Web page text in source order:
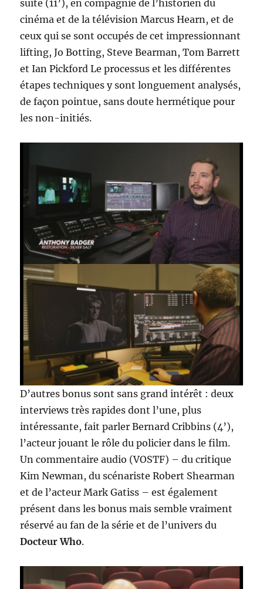
suite (11’), en compagnie de l’historien du
cinéma et de la télévision Marcus Hearn, et de
ceux qui se sont occupés de cet impressionnant
lifting, Jo Botting, Steve Bearman, Tom Barrett
et Ian Pickford Le processus et les différentes
étapes techniques y sont longuement analysés,
de façon pointue, sans doute hermétique pour
les non-initiés.
D’autres bonus sont sans grand intérêt : deux
interviews très rapides dont l’une, plus
intéressante, fait parler Bernard Cribbins (4’),
l’acteur jouant le rôle du policier dans le film.
Un commentaire audio (VOSTF) – du critique
Kim Newman, du scénariste Robert Shearman
et de l’acteur Mark Gatiss – est également
présent dans les bonus mais semble vraiment
réservé au fan de la série et de l’univers du
Docteur Who.